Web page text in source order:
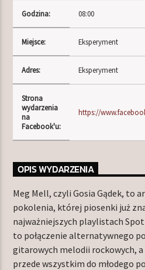
TERAZ W RAMÓWCE
NIGHT ORBIT
00:00 06:00
NASTĘPNIE W RAMÓWCE
LIGHT ORBIT
06:00 12:00
Radio Orbit
Godzina: 08:00
Miejsce: Eksperyment
Adres: Eksperyment
Strona
wydarzenia
na
Facebook'u:
https://
OPIS WYDARZENIA
Meg Mell, czyli Gosia Gądek, to
pokolenia, której piosenki już
najważniejszych playlistach
to połączenie alternatywnego
gitarowych melodii rockowych,
przede wszystkim do młodego